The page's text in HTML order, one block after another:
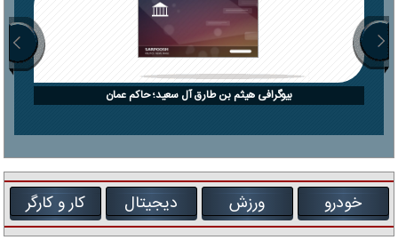
بیوگرافی هیثم بن طارق آل سعید؛ حاکم عمان
خودرو ورزش دیجیتال کار و کارگر